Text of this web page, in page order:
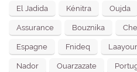
El Jadida Kénitra Oujda
Assurance Bouznika
Espagne Fnideq
Nador Ouarzazate